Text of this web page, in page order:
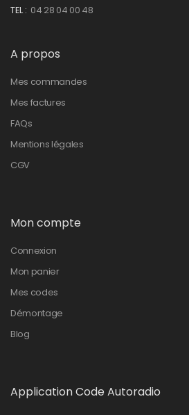
TEL : 04 28 04 00 48
A propos
Mes commandes
Mes factures
FAQs
Mentions légales
CGV
Mon compte
Connexion
Mon panier
Mes codes
Démontage
Blog
Application Code Autoradio